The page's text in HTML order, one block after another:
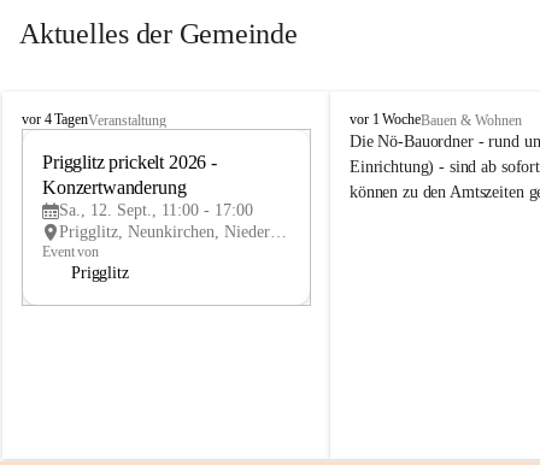
Aktuelles der Gemeinde
P
vor 4 TagenVeranstaltung
Prigglitz prickelt 2026 -
Konzertwanderung
Sa., 12. Sept., 11:00 - 17:00
Prigglitz, Neunkirchen, Niederösterreich, AUT
Event von
Prigglitz
P
r
i
g
vor 1 WocheBauen & Wohnen
Die Nö-Bauordner - rund
Einrichtung) - sind ab
können zu den Amtszeiten